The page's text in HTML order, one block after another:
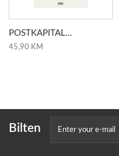
POSTKAPITAL...
45,90 KM
Bilten